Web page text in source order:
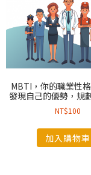
MBTI，你的職業性
發現自己的優勢，規
NT$100
加入購物車